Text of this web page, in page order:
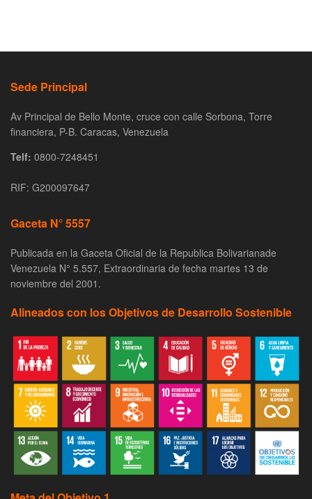
Sede Principal
Av Principal de Bello Monte, cruce con calle Sorbona, Torre
financiera, P-B. Caracas, Venezuela
Telf: 0800-7248451
RIF: G200097647
Gaceta N° 5557
Publicada en la Gaceta Oficial de la Republica Bolivarianade
Venezuela N° 5.557, Extraordinaria de fecha martes 13 de
noviembre del 2001.
Alineados con los Objetivos de Desarrollo Sostenible